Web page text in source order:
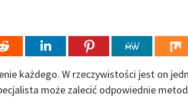
każdego. W rzeczywistości jest on
może zalecić odpowiednie